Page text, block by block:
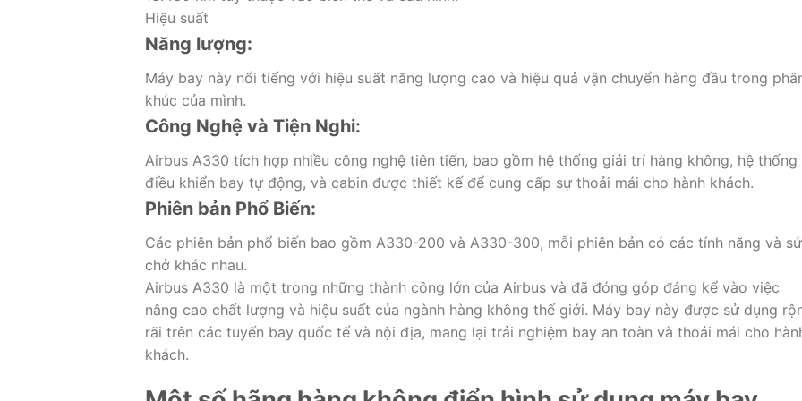
Hiệu suất
Năng lượng:
Máy bay này nổi tiếng với hiệu suất năng lượng cao và hiệu quả vận chuyển hàng đầu trong
khúc của mình.
Công Nghệ và Tiện Nghi:
Airbus A330 tích hợp nhiều công nghệ tiên tiến, bao gồm hệ thống giải trí hàng không, hệ thống
điều khiển bay tự động, và cabin được thiết kế để cung cấp sự thoải mái cho hành khách.
Phiên bản Phổ Biến:
Các phiên bản phổ biến bao gồm A330-200 và A330-300, mỗi phiên bản có các tính năng và
chở khác nhau.
Airbus A330 là một trong những thành công lớn của Airbus và đã đóng góp đáng kể vào việc
nâng cao chất lượng và hiệu suất của ngành hàng không thế giới. Máy bay này được sử dụng
rãi trên các tuyến bay quốc tế và nội địa, mang lại trải nghiệm bay an toàn và thoải mái cho
khách.